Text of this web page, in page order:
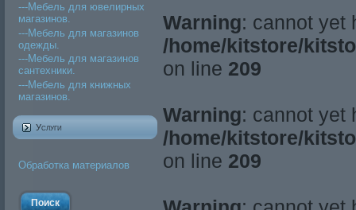
---Мебель для ювелирных
магазинов.
---Мебель для магазинов
одежды.
---Мебель для магазинов
сантехники.
---Мебель для книжных
магазинов.
Услуги
Обработка материалов
Warning: cannot yet
/home/kitstore/
on line 209
Warning: cannot yet
/home/kitstore/
on line 209